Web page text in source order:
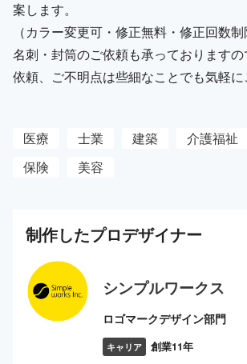
案します。
（カラー変更可・修正無料・修正回数制
名刺・封筒のご依頼も承っております
依頼、ご不明点は些細なことでも気軽に
医療 士業 建築 介護福祉
保険
美容
制作したプロデザイナー
シンプルワークス
ロゴマークデザイン部門
キャリア 創業11年